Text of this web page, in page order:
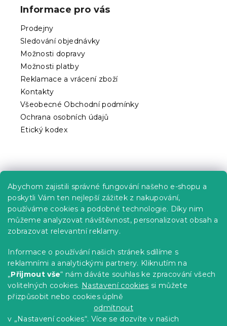
Abychom zajistili správné fungování našeho e-shopu a
poskytli Vám ten nejlepší zážitek z nakupování,
používáme cookies a podobné technologie. Díky nim
můžeme analyzovat návštěvnost, personalizovat obsah a
zobrazovat relevantní reklamy.
Informace o používání našich stránek sdílíme s
reklamními a analytickými partnery. Kliknutím na
„Přijmout vše“ nám dáváte souhlas ke zpracování všech
volitelných cookies. Nastavení cookies si můžete
přizpůsobit nebo cookies úplně
odmítnout
v „Nastavení cookies“. Více se dozvíte v našich
Informace pro vás
Prodejny
Sledování objednávky
Možnosti dopravy
Možnosti platby
Reklamace a vrácení zboží
Kontakty
Všeobecné Obchodní podmínky
Ochrana osobních údajů
Etický kodex
Kariéra
Poptávky a B2B spolupráce
Proč se u nás registrovat?
Věrnostní program - Sleva až 10 %
Návody
Tabulky velikostí
Blog